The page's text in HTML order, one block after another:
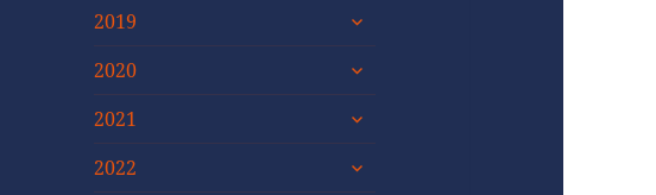
2019
untermenü
2020
untermenü
2021
untermenü
2022
untermenü